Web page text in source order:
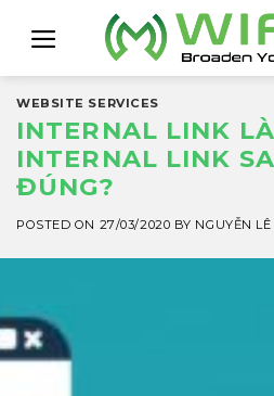
content
WEBSITE SERVICES
INTERNAL LINK
INTERNAL LINK
ĐÚNG?
POSTED ON 27/03/2020 BY NGUYỄN